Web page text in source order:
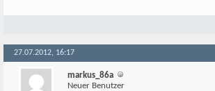
27.07.2012, 16:17
markus_86a
Neuer Benutzer